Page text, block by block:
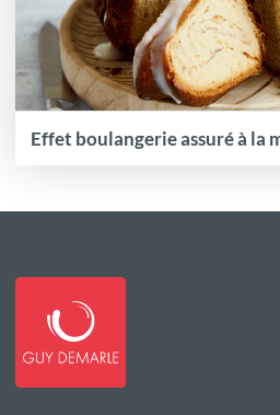
Effet boulangerie assuré à la